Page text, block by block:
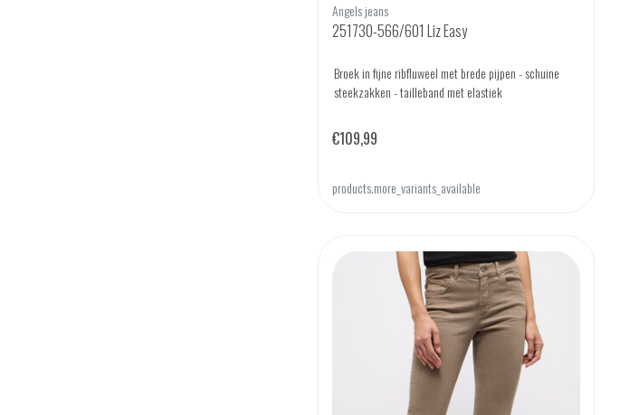
Angels jeans
251730-566/601 Liz Easy
Broek in fijne ribfluweel met brede pijpen - schuine
steekzakken - tailleband met elastiek
€109,99
products.more_variants_available